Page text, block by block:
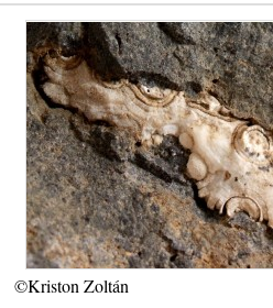
©Kriston Zoltán